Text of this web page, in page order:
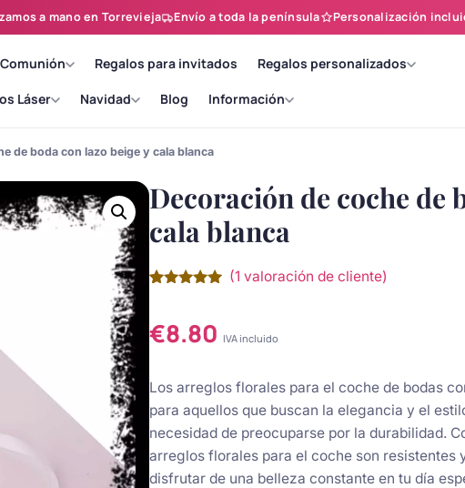
a mano en Torrevieja Envío a toda la península Personalización
Regalos para invitados Regalos personalizados
Láser Navidad Blog Información
de boda con lazo beige y cala blanca
Decoración de coche de
cala blanca
5 en base
avaloración
(1 valoración de cliente)
€8.80 IVA incluido
Los arreglos florales para el coche de bodas
para aquellos que buscan la elegancia y el
necesidad de preocuparse por la durabilidad.
arreglos florales para el coche son resistentes
disfrutar de una belleza constante en tu día